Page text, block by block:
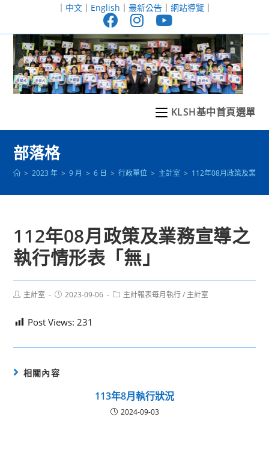
至
｜ 中文｜ English ｜ 最新公告｜ 網站導覽｜
KLSH基中首頁選單
部落格
> 2023 年 > 9 月 > 6 日 > 行政單位 > 主計室 > 112年08月政策及業務
112年08月政策及業務宣導之
執行情形表「無」
Post主計室
Post2023-09-06
Post主計報表每月執行 / 主計室
Post Views: 231
相關內容
113年8月執行狀況
2024-09-03